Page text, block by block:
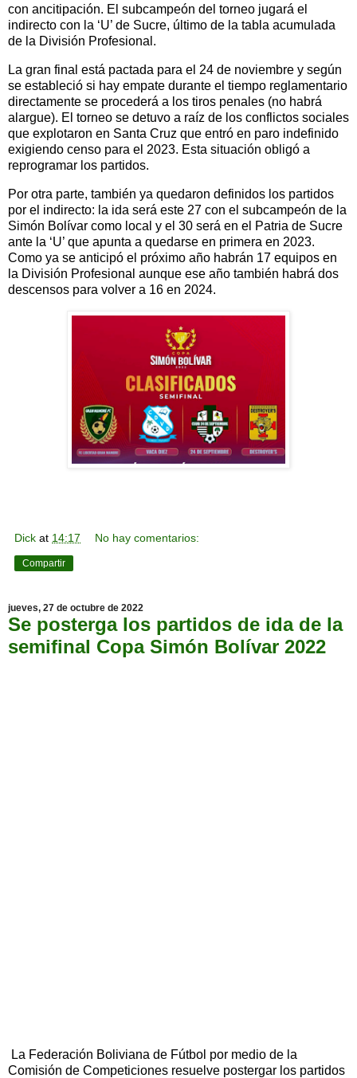
con ancitipación. El subcampeón del torneo jugará el
indirecto con la ‘U’ de Sucre, último de la tabla acumulada
de la División Profesional.
La gran final está pactada para el 24 de noviembre y según
se estableció si hay empate durante el tiempo reglamentario
directamente se procederá a los tiros penales (no habrá
alargue). El torneo se detuvo a raíz de los conflictos sociales
que explotaron en Santa Cruz que entró en paro indefinido
exigiendo censo para el 2023. Esta situación obligó a
reprogramar los partidos.
Por otra parte, también ya quedaron definidos los partidos
por el indirecto: la ida será este 27 con el subcampeón de la
Simón Bolívar como local y el 30 será en el Patria de Sucre
ante la ‘U’ que apunta a quedarse en primera en 2023.
Como ya se anticipó el próximo año habrán 17 equipos en
la División Profesional aunque ese año también habrá dos
descensos para volver a 16 en 2024.
Dick at 14:17 No hay comentarios:
Compartir
jueves, 27 de octubre de 2022
Se posterga los partidos de ida de la
semifinal Copa Simón Bolívar 2022
La Federación Boliviana de Fútbol por medio de la
Comisión de Competiciones resuelve postergar los partidos